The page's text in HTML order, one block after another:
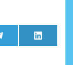
Compartir
en
Telegram
en
LinkedIn